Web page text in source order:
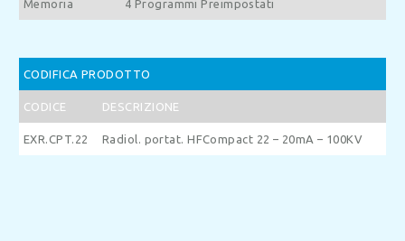
Memoria 4 Programmi Preimpostati
CODIFICA PRODOTTO
CODICE DESCRIZIONE
EXR.CPT.22 Radiol. portat. HFCompact 22 – 20mA – 100KV